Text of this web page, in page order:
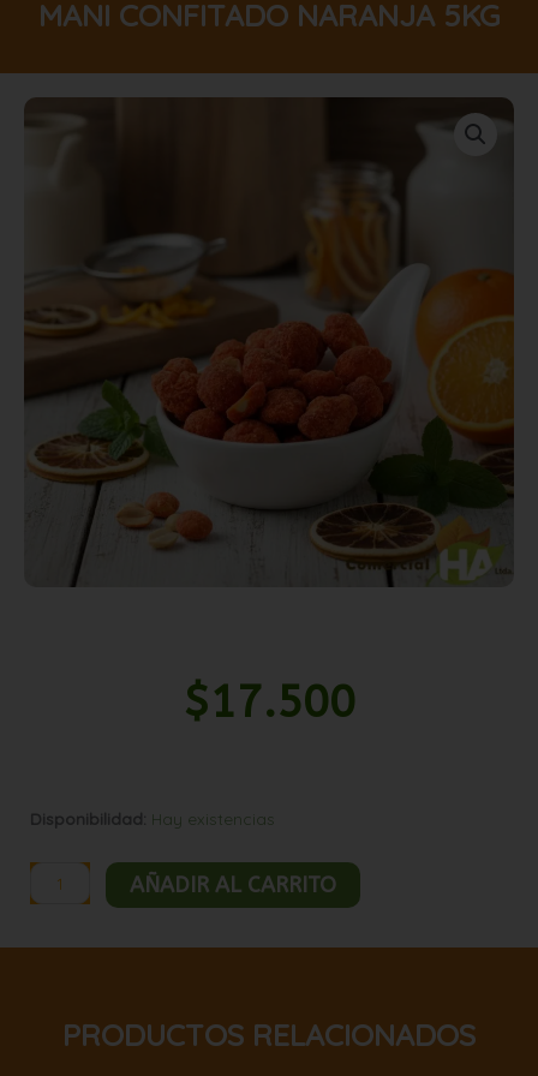
MANI CONFITADO NARANJA 5KG
$17.500
Disponibilidad: Hay existencias
confitado
naranja
5kg
AÑADIR AL CARRITO
PRODUCTOS RELACIONADOS